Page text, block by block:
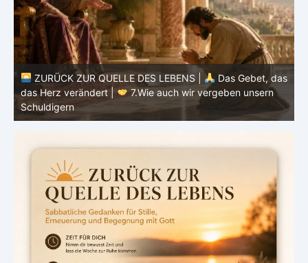
ZURÜCK ZUR QUELLE DES LEBENS |
Das Gebet, das
das Herz verändert |
7.Wie auch wir vergeben unsern
Schuldigern